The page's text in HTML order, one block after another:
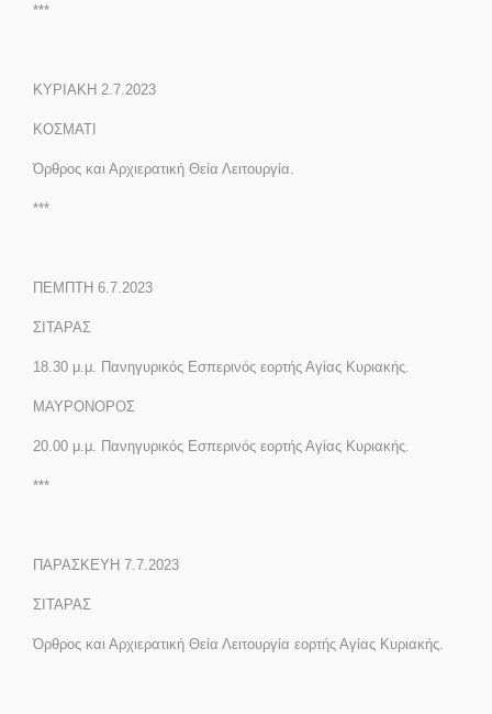
***
ΚΥΡΙΑΚΗ 2.7.2023
ΚΟΣΜΑΤΙ
Όρθρος και Αρχιερατική Θεία Λειτουργία.
***
ΠΕΜΠΤΗ 6.7.2023
ΣΙΤΑΡΑΣ
18.30 μ.μ. Πανηγυρικός Εσπερινός εορτής Αγίας Κυριακής.
ΜΑΥΡΟΝΟΡΟΣ
20.00 μ.μ. Πανηγυρικός Εσπερινός εορτής Αγίας Κυριακής.
***
ΠΑΡΑΣΚΕΥΗ 7.7.2023
ΣΙΤΑΡΑΣ
Όρθρος και Αρχιερατική Θεία Λειτουργία εορτής Αγίας Κυριακής.